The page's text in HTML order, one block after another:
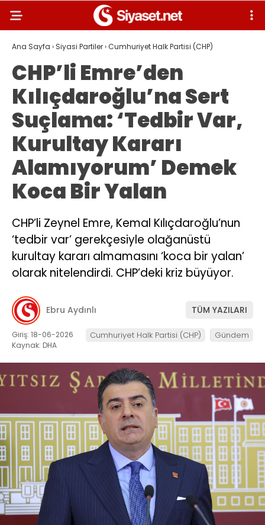
Ana Sayfa › Siyasi Partiler›Cumhuriyet Halk Partisi (CHP)
CHP’li Emre’den
Kılıçdaroğlu’na Sert
Suçlama: ‘Tedbir Var,
Kurultay Kararı
Alamıyorum’ Demek
Koca Bir Yalan
CHP’li Zeynel Emre, Kemal Kılıçdaroğlu’nun
‘tedbir var’ gerekçesiyle olağanüstü
kurultay kararı almamasını ‘koca bir yalan’
olarak nitelendirdi. CHP’deki kriz büyüyor.
Ebru Aydınlı TÜM YAZILARI
Giriş: 18-06-2026
Kaynak: DHA
Cumhuriyet Halk Partisi (CHP) Gündem